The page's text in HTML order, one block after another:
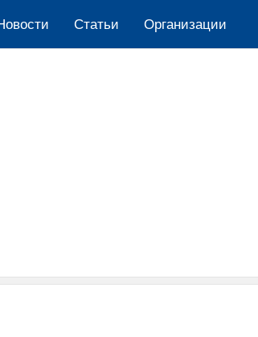
Cтатьи Организации